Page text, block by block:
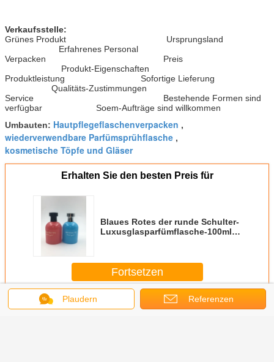
Verkaufsstelle:
Grünes Produkt Ursprungsland
Erfahrenes Personal
Verpacken Preis
Produkt-Eigenschaften
Produktleistung Sofortige Lieferung
Qualitäts-Zustimmungen
Service Bestehende Formen sind
verfügbar Soem-Aufträge sind willkommen
Umbauten: Hautpflegeflaschenverpacken ,
wiederverwendbare Parfümsprühflasche ,
kosmetische Töpfe und Gläser
Erhalten Sie den besten Preis für
Blaues Rotes der runde Schulter-
Luxusglasparfümflasche-100ml
Fortsetzen
Mehr Luxusparfümflaschen
Plaudern Referenzen